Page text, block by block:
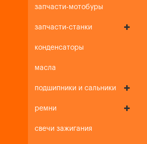
запчасти-мотобуры
запчасти-станки
конденсаторы
масла
подшипники и сальники
ремни
свечи зажигания